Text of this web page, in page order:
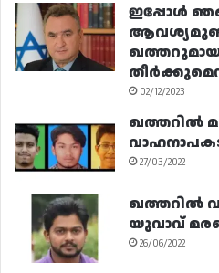
ഇപ്പോൾ
02/12/2023
ഖത്തറിൽ
27/03/2022
ഖത്തറിൽ
യുവാവ്
26/06/2022